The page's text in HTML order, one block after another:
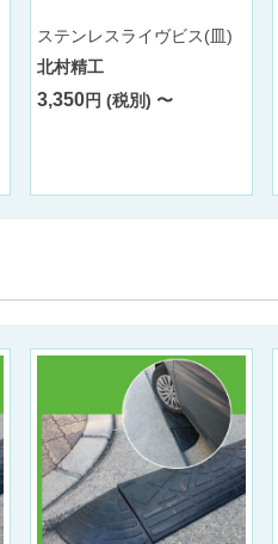
ステンレスライヴビス(皿)
北村精工
3,350円 (税別) 〜